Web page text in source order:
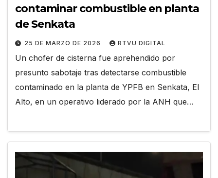
contaminar combustible en planta
de Senkata
25 DE MARZO DE 2026 RTVU DIGITAL
Un chofer de cisterna fue aprehendido por
presunto sabotaje tras detectarse combustible
contaminado en la planta de YPFB en Senkata, El
Alto, en un operativo liderado por la ANH que…